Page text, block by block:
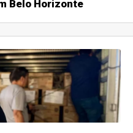
Belo Horizonte